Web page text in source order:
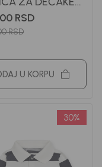
RSD
RSD
U KORPU
30%